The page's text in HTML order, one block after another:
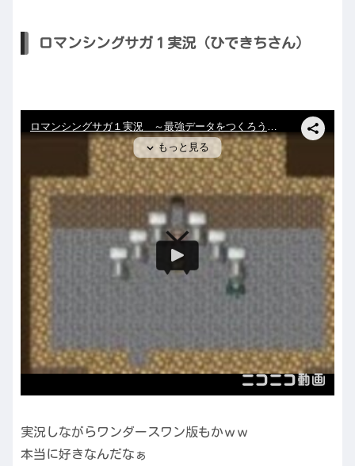
ロマンシングサガ１実況（ひできちさん）
実況しながらワンダースワン版もかｗｗ
本当に好きなんだなぁ